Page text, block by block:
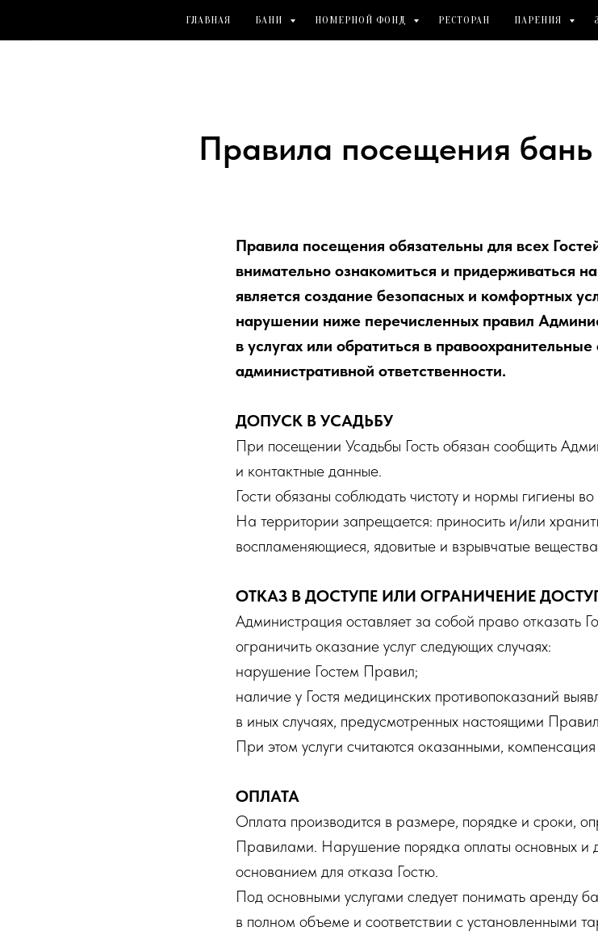
ГЛАВНАЯ БАНИ НОМЕРНОЙ ФОНД РЕСТОРАН ПАРЕНИЯ
Правила посещения бань
Правила посещения обязательны для всех
внимательно ознакомиться и придерживаться
является создание безопасных и комфортных
нарушении ниже перечисленных правил
в услугах или обратиться в
административной ответственности.
ДОПУСК В УСАДЬБУ
При посещении Усадьбы Гость обязан сообщить
и контактные данные.
Гости обязаны соблюдать чистоту и нормы гигиены
На территории запрещается: приносить и/или
воспламеняющиеся, ядовитые и взрывчатые
ОТКАЗ В ДОСТУПЕ ИЛИ ОГРАНИЧЕНИЕ
Администрация оставляет за собой право отказать
ограничить оказание услуг следующих случаях:
нарушение Гостем Правил;
наличие у Гостя медицинских противопоказаний
в иных случаях, предусмотренных настоящими
При этом услуги считаются оказанными,
ОПЛАТА
Оплата производится в размере, порядке и сроки,
Правилами. Нарушение порядка оплаты основных и
основанием для отказа Гостю.
Под основными услугами следует понимать аренду
в полном объеме и соответствии с установленными